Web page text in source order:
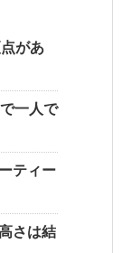
があ
一人で
ティー
さは結